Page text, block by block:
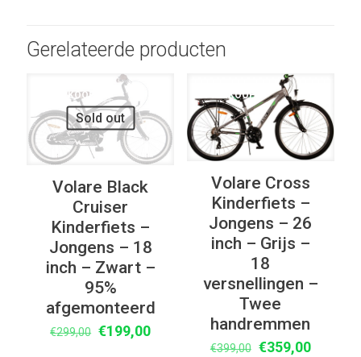
Gerelateerde producten
UITVERKOOP
Sold out
Volare Black
Cruiser
Kinderfiets –
Jongens – 18
inch – Zwart –
95%
afgemonteerd
€299,00 Oorspronkelijke
€199,00Huidige
UITVERKOOP
Volare Cross
Kinderfiets –
Jongens – 26
inch – Grijs –
18
versnellingen –
Twee
handremmen
€399,00 Oorspronkelijke
€359,00Huidige